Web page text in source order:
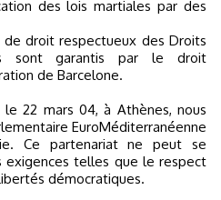
des lois martiales par des
droit respectueux des Droits
sont garantis par le droit
de Barcelone.
22 mars 04, à Athènes, nous
EuroMéditerranéenne
Ce partenariat ne peut se
exigences telles que le respect
démocratiques.